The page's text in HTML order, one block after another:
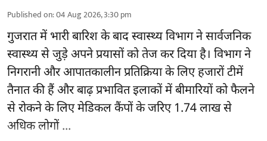
Published on:04 Aug 2026, 3:30 pm
गुजरातमें भारी बारिश के बाद स्वास्थ्य विभाग ने सार्वजनिक
स्वास्थ्य से जुड़े अपने प्रयासों को तेज कर दिया है। विभाग ने
निगरानी और आपातकालीन प्रतिक्रिया के लिए हजारों टीमें
तैनात की हैं और बाढ़ प्रभावित इलाकों में बीमारियों को फैलने
से रोकने के लिए मेडिकल कैंपों के जरिए 1.74 लाख से
अधिक लोगों ...